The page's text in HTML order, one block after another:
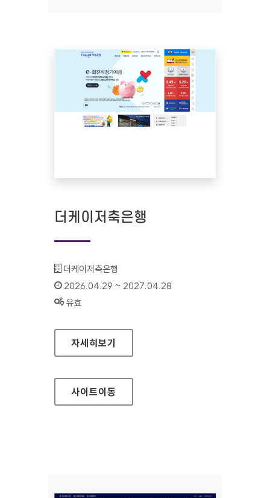
더케이저축은행
기관명 :
더케이저축은행
인증기간 :
2026.04.29 ~ 2027.04.28
상태 :
유효
더케이저축은행
자세히보기
사이트이동